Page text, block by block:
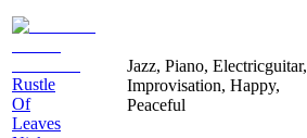
Rustle
Of
Leaves
Jazz, Piano, Electricguitar,
Improvisation, Happy,
Peaceful